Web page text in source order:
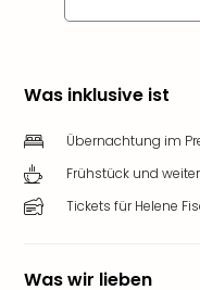
Was inklusive ist
Übernachtung im
Frühstück und
Tickets für Helene
Was wir lieben